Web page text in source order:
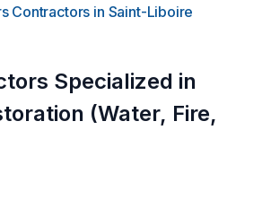
Contractors in Saint-Liboire
Specialized in
(Water, Fire,